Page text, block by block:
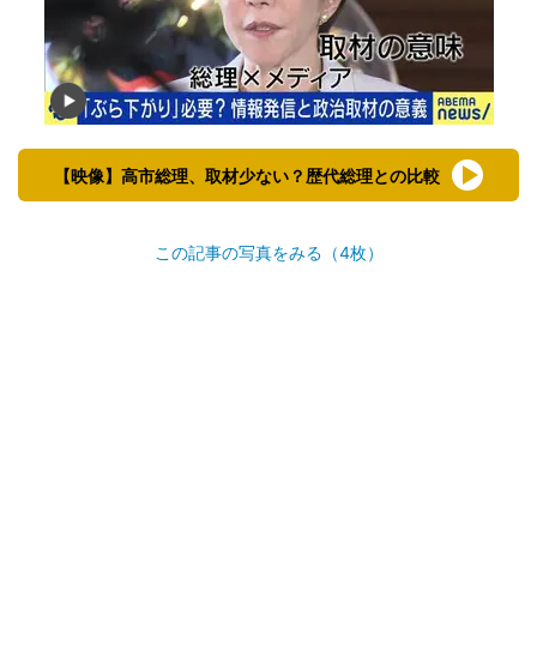
【映像】高市総理、取材少ない？歴代総理との比較
この記事の写真をみる（4枚）